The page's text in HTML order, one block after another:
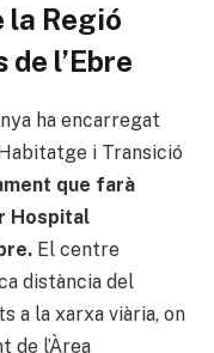
la Regió
l’Ebre
ha encarregat
i Transició
que farà
Hospital
El centre
distància del
a la xarxa viària, on
de l’Àrea